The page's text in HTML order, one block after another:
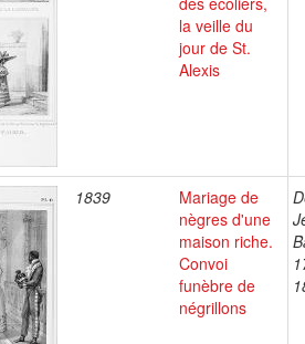
la veille du
jour de St.
Alexis
1839
Mariage de
nègres d'une
maison riche.
Convoi
funèbre de
négrillons